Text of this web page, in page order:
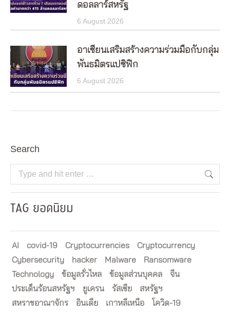
ดอลลาร์สหรัฐ
6 August 2026
อาเซียนเสริมสร้างความร่วมมือกับกลุ่ม
พันธมิตรแปซิฟิก
6 August 2026
Search
Search:
TAG ยอดนิยม
AI covid-19 Cryptocurrencies
Cryptocurrency
Cybersecurity
hacker Malware
Ransomware
Technology
ข้อมูลรั่วไหล ข้อมูลส่วนบุคคล
จีน
ประเด็นร้อนสหรัฐฯ
ยูเครน รัสเซีย
สหรัฐฯ
สหราชอาณาจักร
อินเดีย เกาหลีเหนือ โควิด-19